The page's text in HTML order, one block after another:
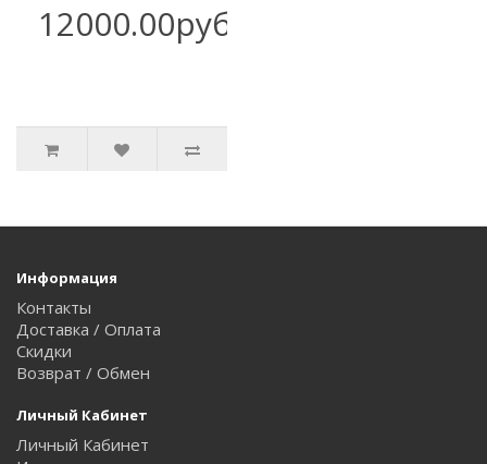
12000.00руб.
Информация
Контакты
Доставка / Оплата
Скидки
Возврат / Обмен
Личный Кабинет
Личный Кабинет